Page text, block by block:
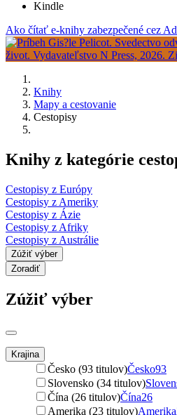
Kindle
Ako čítať e-knihy zabezpečené cez
Knihy
Mapy a cestovanie
Cestopisy
Knihy z kategórie
Cestopisy z Európy
Cestopisy z Ameriky
Cestopisy z Ázie
Cestopisy z Afriky
Cestopisy z Austrálie
Zúžiť výber
Zoradiť
Zúžiť výber
Krajina
Česko (93 titulov)Česko93
Slovensko (34 titulov)
Čína (26 titulov)Čína26
Amerika (23 titulov)Amerika